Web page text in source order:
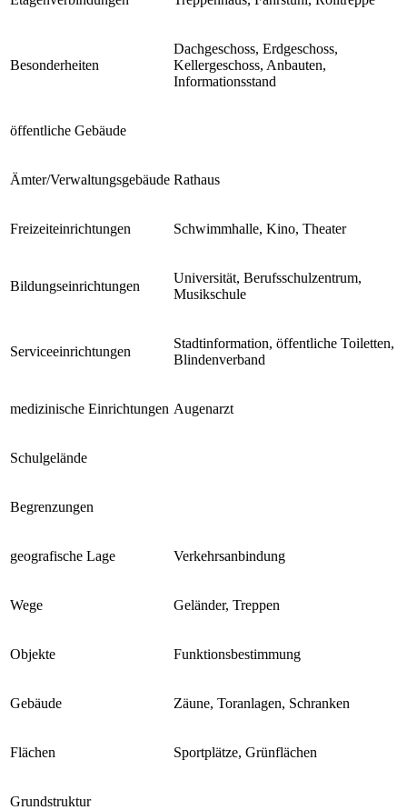
Besonderheiten
Dachgeschoss, Erdgeschoss,
Kellergeschoss, Anbauten,
Informationsstand
öffentliche Gebäude
Ämter/Verwaltungsgebäude Rathaus
Freizeiteinrichtungen Schwimmhalle, Kino, Theater
Bildungseinrichtungen
Universität, Berufsschulzentrum,
Musikschule
Serviceeinrichtungen
Stadtinformation, öffentliche Toiletten,
Blindenverband
medizinische Einrichtungen Augenarzt
Schulgelände
Begrenzungen
geografische Lage Verkehrsanbindung
Wege Geländer, Treppen
Objekte Funktionsbestimmung
Gebäude Zäune, Toranlagen, Schranken
Flächen Sportplätze, Grünflächen
Grundstruktur